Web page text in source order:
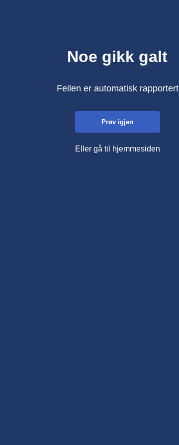
Noe gikk galt
Feilen er automatisk rapportert
Prøv igjen
Eller gå til hjemmesiden